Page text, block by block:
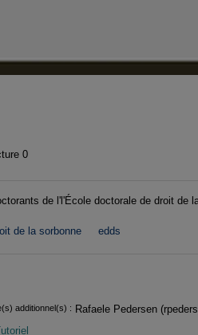
0
de l'l'École doctorale de droit de
de la sorbonne edds
additionnel(s) : Rafaele Pedersen